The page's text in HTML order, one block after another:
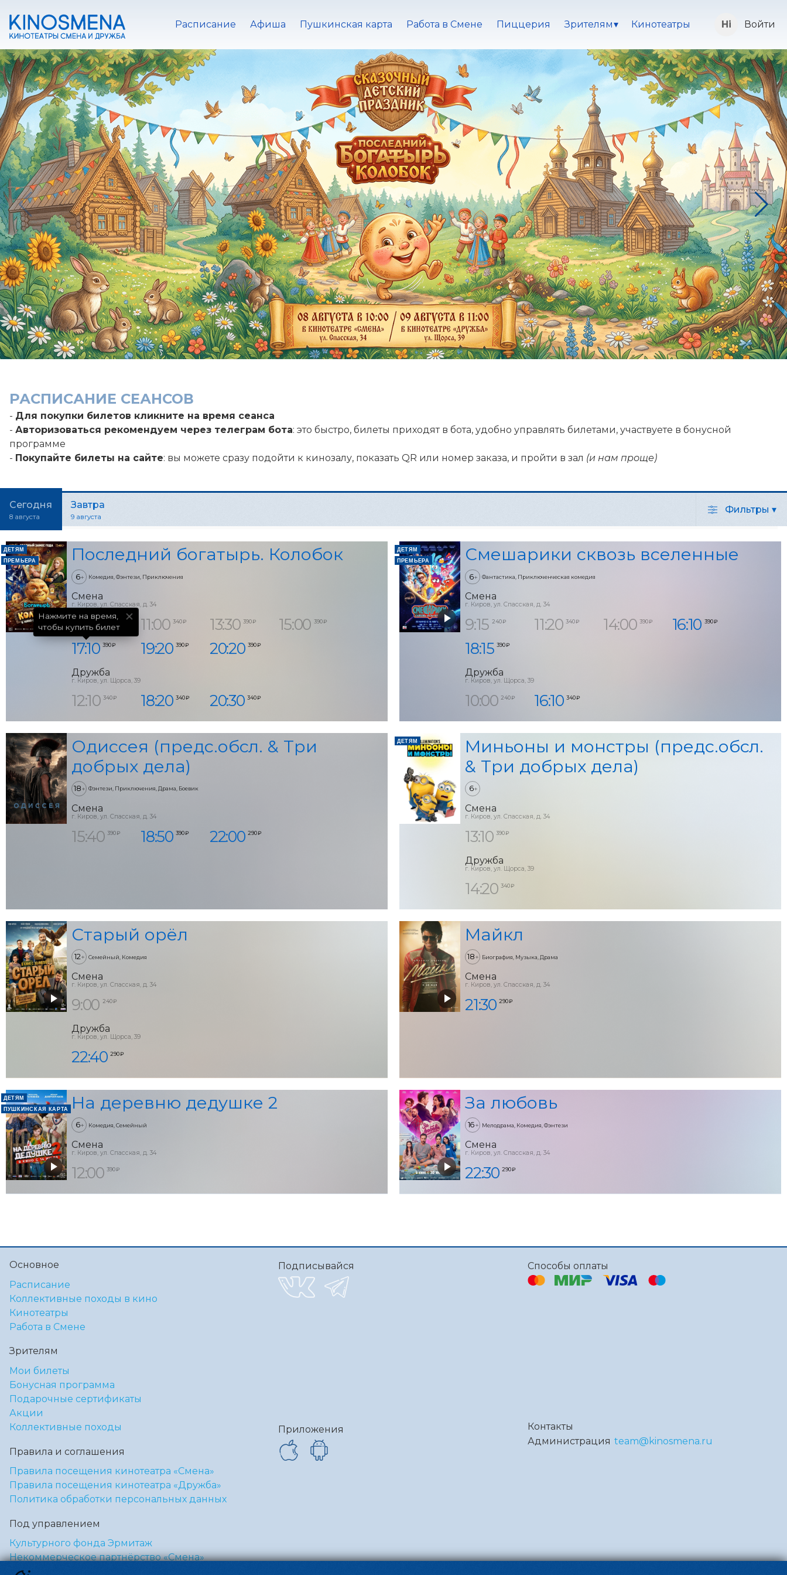
Расписание Афиша Пушкинская карта Работа в Смене Пиццерия Зрителям Кинотеатры Войти
РАСПИСАНИЕ СЕАНСОВ
- Для покупки билетов кликните на время сеанса
- Авторизоваться рекомендуем через телеграм бота: это быстро, билеты приходят в бота, удобно управлять билетами, участвуете в бонусной
программе
- Покупайте билеты на сайте: вы можете сразу подойти к кинозалу, показать QR или номер заказа, и пройти в зал (и нам проще)
Сегодня
8 августа
Завтра
9 августа
Фильтры ▾
ДЕТЯМ
ПРЕМЬЕРА
Последний богатырь. Колобок
6+ Комедия, Фэнтези, Приключения
Смена
г. Киров, ул. Спасская, д. 34
9:45 11:00 340 ₽ 13:30 390 ₽ 15:00 390 ₽
17:10 390 ₽ 19:20 390 ₽ 20:20 390 ₽
Дружба
г. Киров, ул. Щорса, 39
12:10 340 ₽ 18:20 340 ₽ 20:30 340 ₽
ДЕТЯМ
ПРЕМЬЕРА
Смешарики сквозь вселенные
6+ Фантастика, Приключенческая комедия
Смена
г. Киров, ул. Спасская, д. 34
9:15 240 ₽ 11:20 340 ₽ 14:00 390 ₽ 16:10 390 ₽
18:15 390 ₽
Дружба
г. Киров, ул. Щорса, 39
10:00 240 ₽ 16:10 340 ₽
Одиссея (предс.обсл. & Три
добрых дела)
18+ Фэнтези, Приключения, Драма, Боевик
Смена
г. Киров, ул. Спасская, д. 34
15:40 390 ₽ 18:50 390 ₽ 22:00 290 ₽
ДЕТЯМ
Миньоны и монстры (предс.обсл.
& Три добрых дела)
6+
Смена
г. Киров, ул. Спасская, д. 34
13:10 390 ₽
Дружба
г. Киров, ул. Щорса, 39
14:20 340 ₽
Старый орёл
12+ Семейный, Комедия
Смена
г. Киров, ул. Спасская, д. 34
9:00 240 ₽
Дружба
г. Киров, ул. Щорса, 39
22:40 290 ₽
Майкл
18+ Биография, Музыка, Драма
Смена
г. Киров, ул. Спасская, д. 34
21:30 290 ₽
ДЕТЯМ
ПУШКИНСКАЯ КАРТА
На деревню дедушке 2
6+ Комедия, Семейный
Смена
г. Киров, ул. Спасская, д. 34
12:00 390 ₽
За любовь
16+ Мелодрама, Комедия, Фэнтези
Смена
г. Киров, ул. Спасская, д. 34
22:30 290 ₽
Основное
Расписание
Коллективные походы в кино
Кинотеатры
Работа в Смене
Зрителям
Мои билеты
Бонусная программа
Подарочные сертификаты
Акции
Коллективные походы
Правила и соглашения
Правила посещения кинотеатра «Смена»
Правила посещения кинотеатра «Дружба»
Политика обработки персональных данных
Под управлением
Культурного фонда Эрмитаж
Некоммерческое партнёрство «Смена»
Подписывайся
Приложения
Способы оплаты
Контакты
Администрация team@kinosmena.ru
Нажмите на время,
чтобы купить билет